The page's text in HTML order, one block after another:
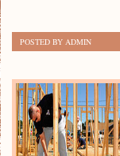
POSTED BY ADMIN